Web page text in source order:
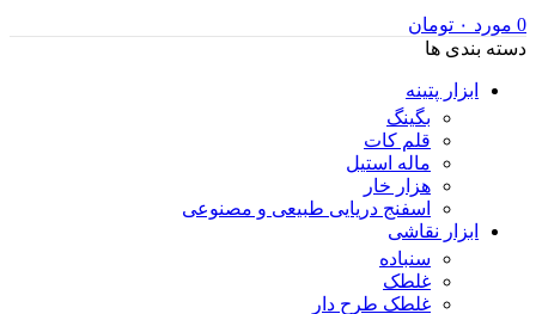
0 مورد ۰ تومان
دسته بندی ها
ابزار پتینه
بگینگ
قلم کات
ماله استیل
هزار خار
اسفنج دریایی طبیعی و مصنوعی
ابزار نقاشی
سنباده
غلطک
غلطک طرح دار